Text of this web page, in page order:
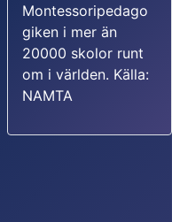
Montessoripedago
giken i mer än
20000 skolor runt
om i världen. Källa:
NAMTA